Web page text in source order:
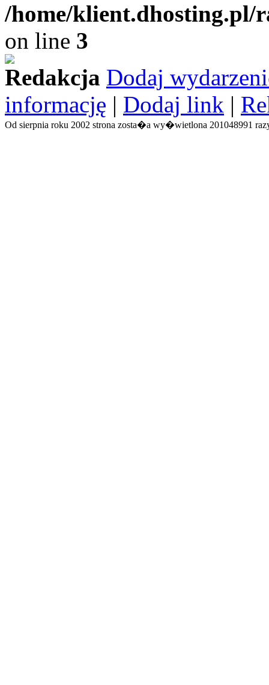
/home/
on line 3
Redakcja Dodaj
informację | Dodaj link |
Od sierpnia roku 2002 strona zosta�a wy�wietlona 201048991